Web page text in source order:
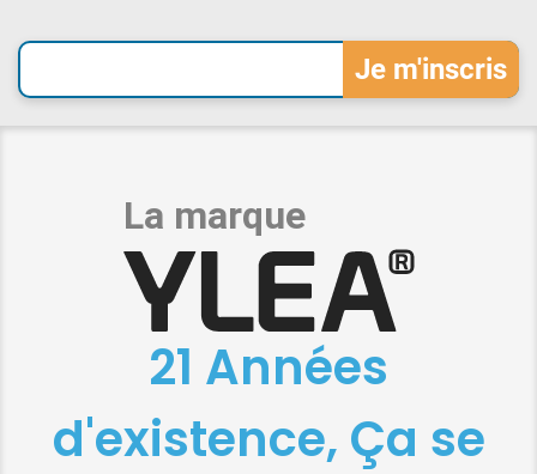
21 Années
d'existence, Ça se